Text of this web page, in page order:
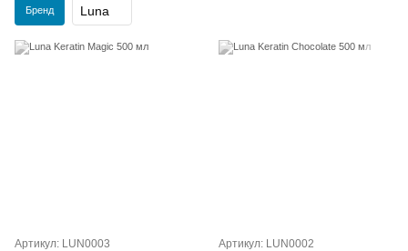
Бренд Luna
Артикул: LUN0003 Артикул: LUN0002